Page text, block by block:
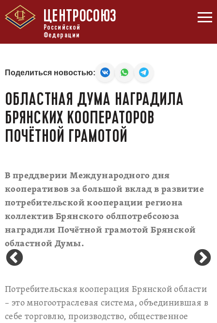
ЦЕНТРОСОЮЗ
Российской
Федерации
Поделиться новостью:
ОБЛАСТНАЯ ДУМА НАГРАДИЛА
БРЯНСКИХ КООПЕРАТОРОВ
ПОЧЁТНОЙ ГРАМОТОЙ
В преддверии Международного дня
кооперативов за большой вклад в развитие
потребительской кооперации региона
коллектив Брянского облпотребсоюза
наградили Почётной грамотой Брянской
областной Думы.
Потребительская кооперация Брянской области
– это многоотраслевая система, объединившая в
себе торговлю, производство, общественное